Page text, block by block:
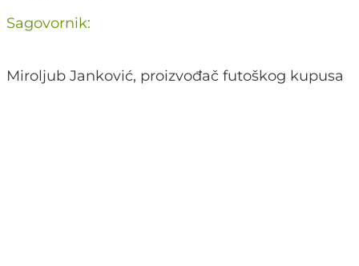
Sagovornik:
Miroljub Janković, proizvođač futoškog kupusa